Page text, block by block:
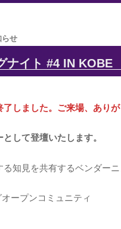
らせ
ナイト #4 IN
しました。ご来場、ありが
して登壇いたします。
知見を共有するベンダー
ープンコミュニティ